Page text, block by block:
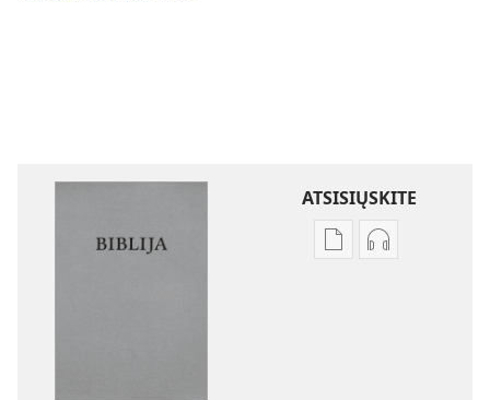
ATSISIŲSKITE
Skaitmeninių
Garso